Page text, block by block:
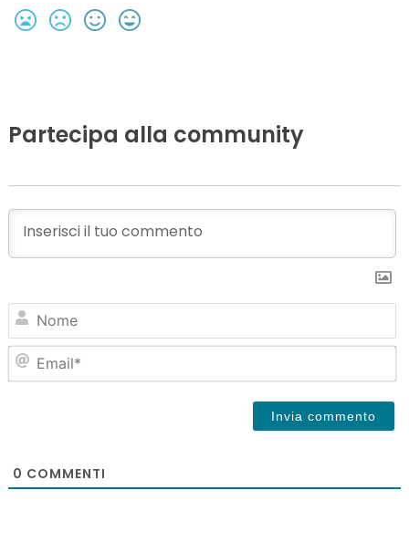
Partecipa alla community
0 COMMENTI